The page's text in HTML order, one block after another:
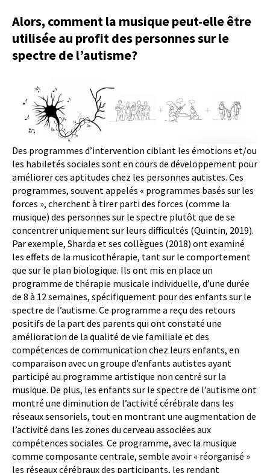
Alors, comment la musique peut-elle être
utilisée au profit des personnes sur le
spectre de l’autisme?
Des programmes d’intervention ciblant les émotions et/ou
les habiletés sociales sont en cours de développement pour
améliorer ces aptitudes chez les personnes autistes. Ces
programmes, souvent appelés « programmes basés sur les
forces », cherchent à tirer parti des forces (comme la
musique) des personnes sur le spectre plutôt que de se
concentrer uniquement sur leurs difficultés (Quintin, 2019).
Par exemple, Sharda et ses collègues (2018) ont examiné
les effets de la musicothérapie, tant sur le comportement
que sur le plan biologique. Ils ont mis en place un
programme de thérapie musicale individuelle, d’une durée
de 8 à 12 semaines, spécifiquement pour des enfants sur le
spectre de l’autisme. Ce programme a reçu des retours
positifs de la part des parents qui ont constaté une
amélioration de la qualité de vie familiale et des
compétences de communication chez leurs enfants, en
comparaison avec un groupe d’enfants autistes ayant
participé au programme artistique non centré sur la
musique. De plus, les enfants sur le spectre de l’autisme ont
montré une diminution de l’activité cérébrale dans les
réseaux sensoriels, tout en montrant une augmentation de
l’activité dans les zones du cerveau associées aux
compétences sociales. Ce programme, avec la musique
comme composante centrale, semble avoir « réorganisé »
les réseaux cérébraux des participants, les rendant